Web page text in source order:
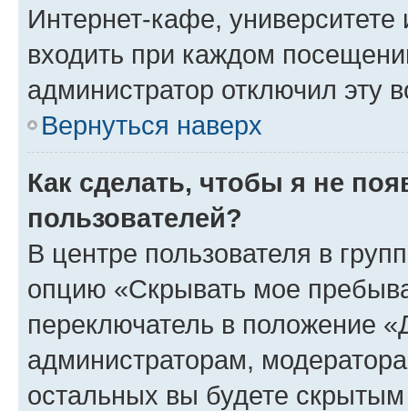
Интернет-кафе, университете
входить при каждом
администратор отключил эту
Вернуться наверх
Как сделать, чтобы я не
пользователей?
В центре пользователя в
опцию «Скрывать мое
переключатель в положение
администраторам,
остальных вы будете